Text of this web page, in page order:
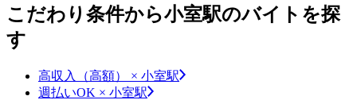
こだわり条件から小室駅のバイトを探
す
高収入（高額） × 小室駅
週払いOK × 小室駅